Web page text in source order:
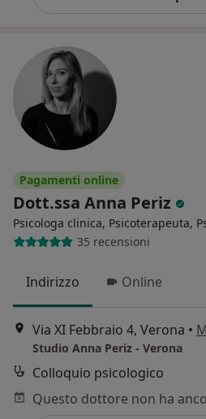
Pagamenti online
Dott.ssa Anna Periz
Psicologa clinica, Psicoterapeuta,
35 recensioni
Indirizzo Online
Via XI Febbraio 4, Verona •
Studio Anna Periz - Verona
Colloquio psicologico